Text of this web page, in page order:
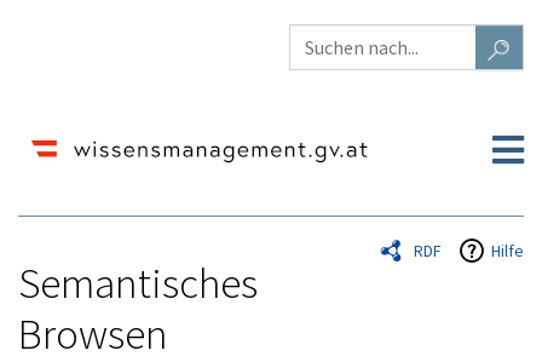
RDF Hilfe
Semantisches
Browsen